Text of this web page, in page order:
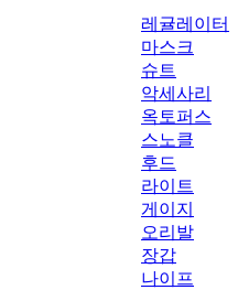
레귤레이터
마스크
슈트
악세사리
옥토퍼스
스노클
후드
라이트
게이지
오리발
장갑
나이프